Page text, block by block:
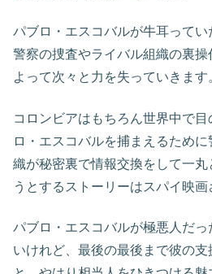
パブロ・エスコバルが牛耳って
警察の捜査やライバル組織の裏
よって次々と力を失っていきます
コロンビアはもちろん世界中で
ロ・エスコバルを捕まえるため
織が秘密裏で情報交換をして一
うとするストーリーはスパイ映画
パブロ・エスコバルが極悪人だ
いけれど、最後の最後まで彼の